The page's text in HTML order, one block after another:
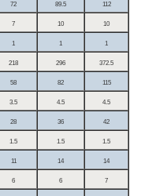
72 89.5 112
7 10 10
1 1 1
218 296 372.5
58 82 115
3.5 4.5 4.5
28 36 42
1.5 1.5 1.5
11 14 14
6 6 7